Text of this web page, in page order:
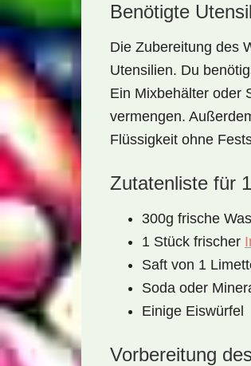
Benötigte
Die Zubereitung des
Utensilien. Du
Ein Mixbehälter oder
vermengen.
Flüssigkeit ohne
Zutatenliste für
300g frische
1 Stück frischer
Saft von 1
Soda oder
Einige Eiswürfel
Vorbereitung